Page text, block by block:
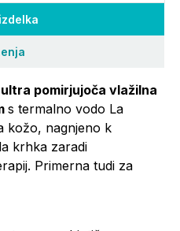
pomirjujoča vlažilna
s termalno vodo La
kožo, nagnjeno k
krhka zaradi
Primerna tudi za